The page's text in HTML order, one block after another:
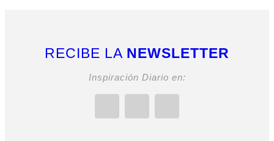
RECIBE LA NEWSLETTER
Inspiración Diario en: